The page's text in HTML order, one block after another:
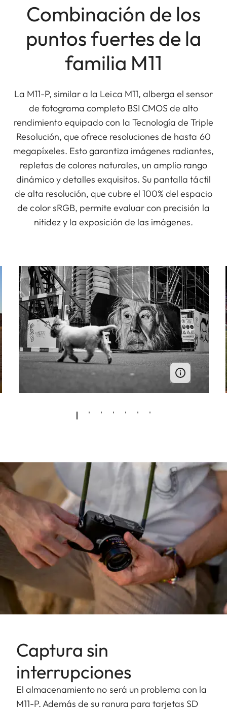
Combinación de los
puntos fuertes de la
familia M11
La M11-P, similar a la Leica M11, alberga el sensor
de fotograma completo BSI CMOS de alto
rendimiento equipado con la Tecnología de Triple
Resolución, que ofrece resoluciones de hasta 60
megapíxeles. Esto garantiza imágenes radiantes,
repletas de colores naturales, un amplio rango
dinámico y detalles exquisitos. Su pantalla táctil
de alta resolución, que cubre el 100% del espacio
de color sRGB, permite evaluar con precisión la
nitidez y la exposición de las imágenes.
Captura sin
interrupciones
El almacenamiento no será un problema con la
M11-P. Además de su ranura para tarjetas SD